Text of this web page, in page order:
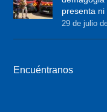
r
o
r
a
m
presenta
29 de julio
Encuéntranos